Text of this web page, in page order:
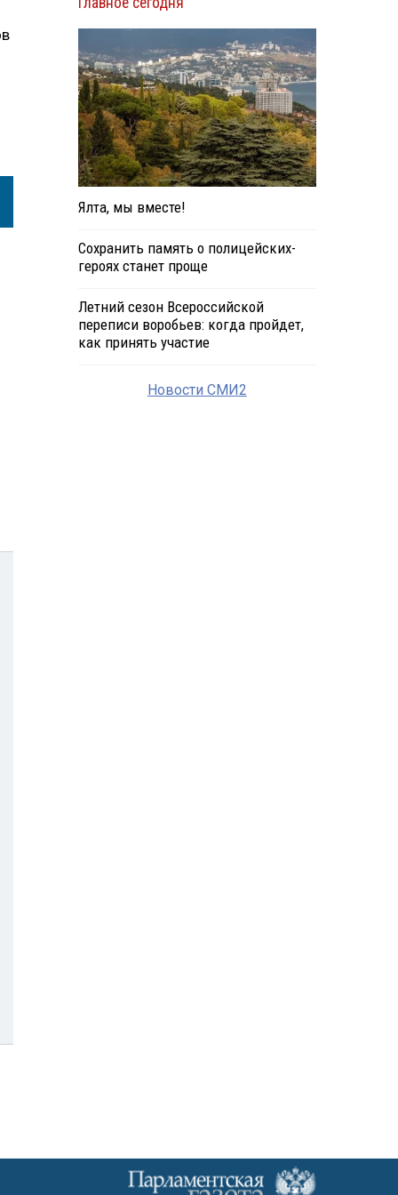
Ялта, мы вместе!
Сохранить память о полицейских-
героях станет проще
Летний сезон Всероссийской
переписи воробьев: когда пройдет,
как принять участие
Новости СМИ2